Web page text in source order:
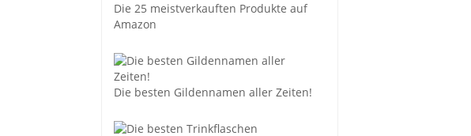
Die 25 meistverkauften Produkte auf
Amazon
Die besten Gildennamen aller Zeiten!